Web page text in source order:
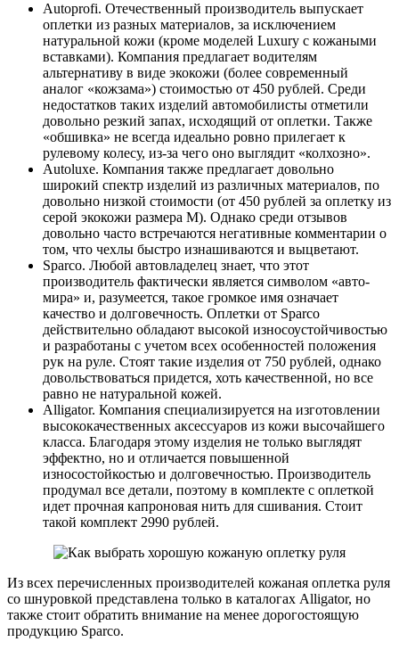
Autoprofi. Отечественный производитель выпускает
оплетки из разных материалов, за исключением
натуральной кожи (кроме моделей Luxury с кожаными
вставками). Компания предлагает водителям
альтернативу в виде экокожи (более современный
аналог «кожзама») стоимостью от 450 рублей. Среди
недостатков таких изделий автомобилисты отметили
довольно резкий запах, исходящий от оплетки. Также
«обшивка» не всегда идеально ровно прилегает к
рулевому колесу, из-за чего оно выглядит «колхозно».
Autoluxe. Компания также предлагает довольно
широкий спектр изделий из различных материалов, по
довольно низкой стоимости (от 450 рублей за оплетку из
серой экокожи размера M). Однако среди отзывов
довольно часто встречаются негативные комментарии о
том, что чехлы быстро изнашиваются и выцветают.
Sparco. Любой автовладелец знает, что этот
производитель фактически является символом «авто-
мира» и, разумеется, такое громкое имя означает
качество и долговечность. Оплетки от Sparco
действительно обладают высокой износоустойчивостью
и разработаны с учетом всех особенностей положения
рук на руле. Стоят такие изделия от 750 рублей, однако
довольствоваться придется, хоть качественной, но все
равно не натуральной кожей.
Alligator. Компания специализируется на изготовлении
высококачественных аксессуаров из кожи высочайшего
класса. Благодаря этому изделия не только выглядят
эффектно, но и отличается повышенной
износостойкостью и долговечностью. Производитель
продумал все детали, поэтому в комплекте с оплеткой
идет прочная капроновая нить для сшивания. Стоит
такой комплект 2990 рублей.
Из всех перечисленных производителей кожаная оплетка руля
со шнуровкой представлена только в каталогах Alligator, но
также стоит обратить внимание на менее дорогостоящую
продукцию Sparco.